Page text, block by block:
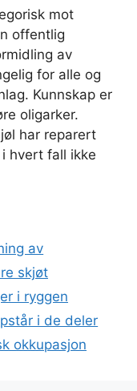
mot
offentlig
av
for alle og
Kunnskap er
oligarker.
har reparert
hvert fall ikke
av
skjøt
i ryggen
i de deler
okkupasjon